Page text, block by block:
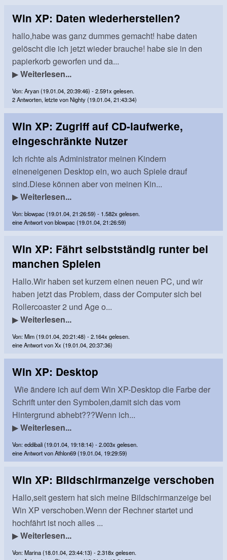
Win XP: Daten wiederherstellen?
hallo,habe was ganz dummes gemacht! habe daten
gelöscht die ich jetzt wieder brauche! habe sie in den
papierkorb geworfen und da...
▶Weiterlesen...
Von: Aryan (19.01.04, 20:39:46) - 2.591x gelesen.
2 Antworten, letzte von Nighty (19.01.04, 21:43:34)
Win XP: Zugriff auf CD-laufwerke,
eingeschränkte Nutzer
Ich richte als Administrator meinen Kindern
eineneigenen Desktop ein, wo auch Spiele drauf
sind.Diese können aber von meinen Kin...
▶Weiterlesen...
Von: blowpac (19.01.04, 21:26:59) - 1.582x gelesen.
eine Antwort von blowpac (19.01.04, 21:26:59)
Win XP: Fährt selbstständig runter bei
manchen Spielen
Hallo.Wir haben set kurzem einen neuen PC, und wir
haben jetzt das Problem, dass der Computer sich bei
Rollercoaster 2 und Age o...
▶Weiterlesen...
Von: Mim (19.01.04, 20:21:48) - 2.164x gelesen.
eine Antwort von Xx (19.01.04, 20:37:36)
Win XP: Desktop
Wie ändere ich auf dem Win XP-Desktop die Farbe der
Schrift unter den Symbolen,damit sich das vom
Hintergrund abhebt???Wenn ich...
▶Weiterlesen...
Von: eddibali (19.01.04, 19:18:14) - 2.003x gelesen.
eine Antwort von Athlon69 (19.01.04, 19:29:59)
Win XP: Bildschirmanzeige verschoben
Hallo,seit gestern hat sich meine Bildschirmanzeige bei
Win XP verschoben.Wenn der Rechner startet und
hochfährt ist noch alles ...
▶Weiterlesen...
Von: Marina (18.01.04, 23:44:13) - 2.318x gelesen.